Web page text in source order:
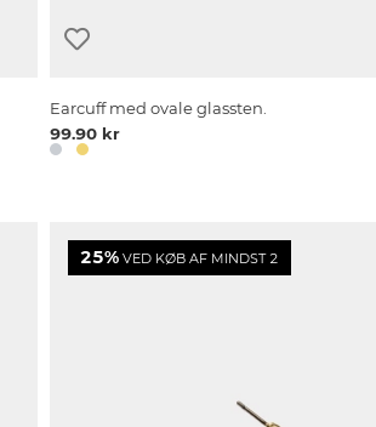
Earcuff med ovale glassten.
99.90 kr
25% VED KØB AF MINDST 2